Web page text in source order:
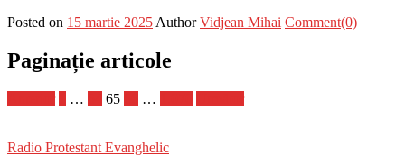
Posted on 15 martie 2025 Author Vidjean Mihai Comment(0)
Paginație articole
… 65 …
Radio Protestant Evanghelic